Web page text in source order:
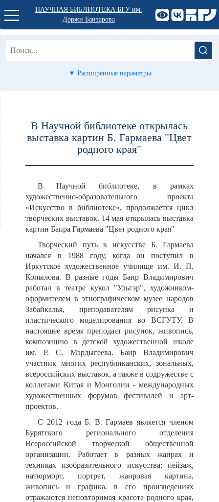
НАУЧНАЯ БИБЛИОТЕКА БГУ им.
Доржи Банзарова
▼ Расширенные параметры
В Научной библиотеке открылась
выставка картин Б. Гармаева "Цвет
родного края"
В Научной библиотеке, в рамках
художественно-образовательного проекта
«Искусство в библиотеке», продолжается цикл
творческих выставок. 14 мая открылась выставка
картин Баира Гармаева "Цвет родного края"
Творческий путь в искусстве Б. Гармаева
начался в 1988 году, когда он поступил в
Иркутское художественное училище им. И. П.
Копылова. В разные годы Баир Владимирович
работал в театре кукол "Ульгэр", художником-
оформителем в этнографическом музее народов
Забайкалья, преподавателям рисунка и
пластического моделирования во ВСГУТУ. В
настоящее время преподает рисунок, живопись,
композицию в детской художественной школе
им. Р. С. Мэрдыгеева. Баир Владимирович
участник многих республиканских, зональных,
всероссийских выставок, а также в содружестве с
коллегами Китая и Монголии - международных
художественных форумов фестивалей и арт-
проектов.
С 2012 года Б. В. Гармаев является членом
Бурятского регионального отделения
Всероссийской творческой общественной
организации. Работает в разных жанрах и
техниках изобразительного искусства: пейзаж,
натюрморт, портрет, жанровая картина,
живопись и графика. в его произведениях
отражаются неповторимая красота родного края,